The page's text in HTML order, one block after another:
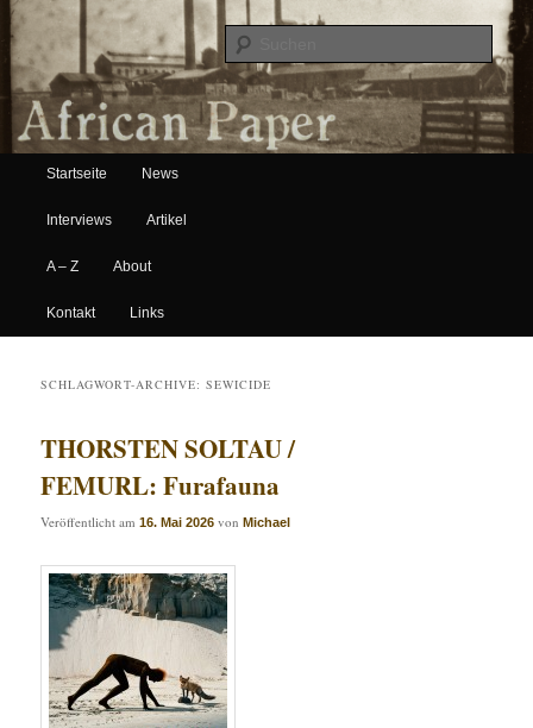
African Paper
Hauptmenü
Zum Inhalt wechseln
Zum sekundären Inhalt wechseln
Startseite News
Interviews Artikel
A – Z About
Kontakt Links
SCHLAGWORT-ARCHIVE:SEWICIDE
THORSTEN SOLTAU /
FEMURL: Furafauna
Veröffentlicht am16. Mai 2026 vonMichael